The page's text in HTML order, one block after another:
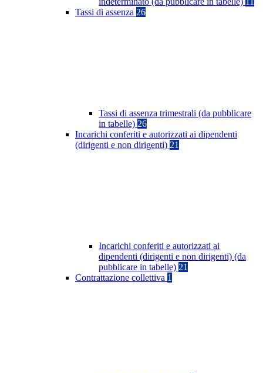
Tassi di assenza 26
Tassi di assenza trimestrali (da pubblicare
in tabelle) 26
Incarichi conferiti e autorizzati ai dipendenti
(dirigenti e non dirigenti) 21
Incarichi conferiti e autorizzati ai
dipendenti (dirigenti e non dirigenti) (da
pubblicare in tabelle) 21
Contrattazione collettiva 1